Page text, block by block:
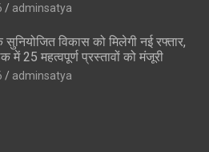
adminsatya
विकास को मिलेगी नई रफ्तार,
में 25 महत्वपूर्ण प्रस्तावों को मंजूरी
adminsatya